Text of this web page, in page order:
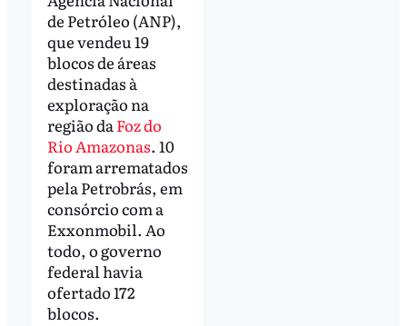
de Petróleo (ANP),
que vendeu 19
blocos de áreas
destinadas à
exploração na
região daFoz do
Rio Amazonas. 10
foram arrematados
pela Petrobrás, em
consórcio com a
Exxonmobil. Ao
todo, o governo
federal havia
ofertado 172
blocos.